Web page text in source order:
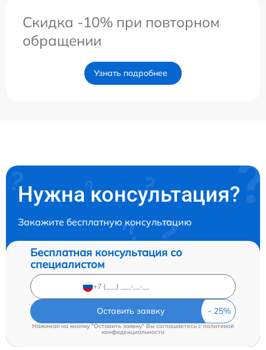
Скидка -10% при повторном
обращении
Узнать подробнее
Нужна консультация?
Закажите бесплатную консультацию
Бесплатная консультация со
специалистом
Оставить заявку
Нажимая на кнопку "Оставить заявку" Вы соглашаетесь cполитикой
конфиденциальности